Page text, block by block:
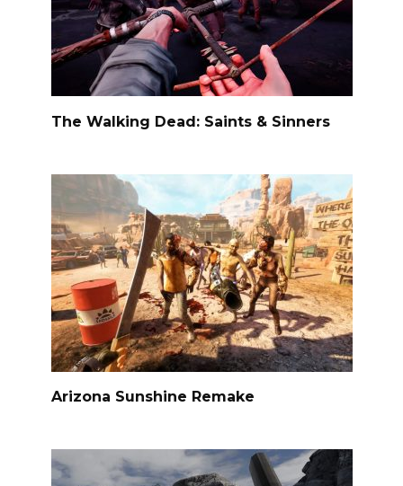
The Walking Dead: Saints & Sinners
Arizona Sunshine Remake